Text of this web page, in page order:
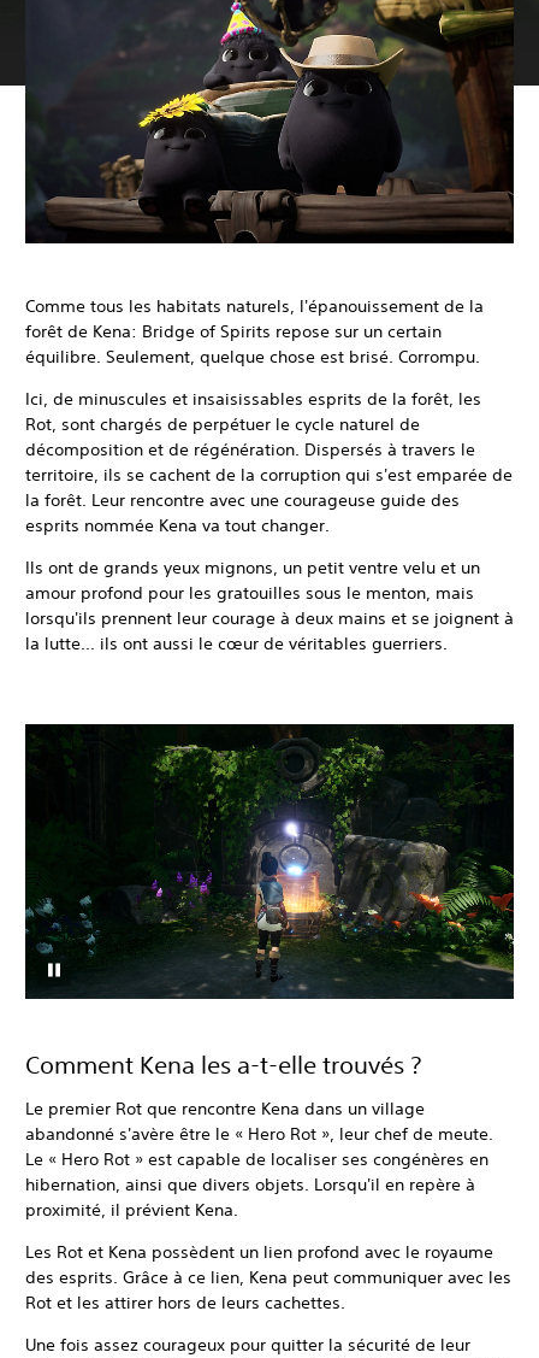
Comme tous les habitats naturels, l'épanouissement de la
forêt de Kena: Bridge of Spirits repose sur un certain
équilibre. Seulement, quelque chose est brisé. Corrompu.
Ici, de minuscules et insaisissables esprits de la forêt, les
Rot, sont chargés de perpétuer le cycle naturel de
décomposition et de régénération. Dispersés à travers le
territoire, ils se cachent de la corruption qui s'est emparée de
la forêt. Leur rencontre avec une courageuse guide des
esprits nommée Kena va tout changer.
Ils ont de grands yeux mignons, un petit ventre velu et un
amour profond pour les gratouilles sous le menton, mais
lorsqu'ils prennent leur courage à deux mains et se joignent à
la lutte... ils ont aussi le cœur de véritables guerriers.
Comment Kena les a-t-elle trouvés ?
Le premier Rot que rencontre Kena dans un village
abandonné s'avère être le « Hero Rot », leur chef de meute.
Le « Hero Rot » est capable de localiser ses congénères en
hibernation, ainsi que divers objets. Lorsqu'il en repère à
proximité, il prévient Kena.
Les Rot et Kena possèdent un lien profond avec le royaume
des esprits. Grâce à ce lien, Kena peut communiquer avec les
Rot et les attirer hors de leurs cachettes.
Une fois assez courageux pour quitter la sécurité de leur